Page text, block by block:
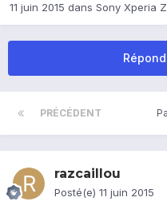
11 juin 2015 dans Sony Xperia
PRÉCÉDENT
razcaillou
Posté(e) 11 juin 2015